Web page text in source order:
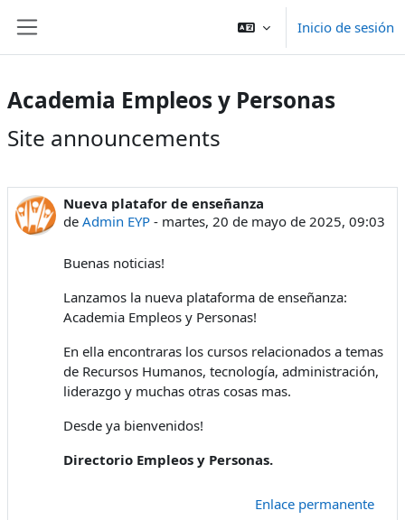
Inicio de sesión
Academia Empleos y Personas
Site announcements
Nueva platafor de enseñanza
de Admin EYP - martes, 20 de mayo de 2025, 09:03
Buenas noticias!
Lanzamos la nueva plataforma de enseñanza:
Academia Empleos y Personas!
En ella encontraras los cursos relacionados a temas
de Recursos Humanos, tecnología, administración,
liderazgo y muchas otras cosas mas.
Desde ya bienvenidos!
Directorio Empleos y Personas.
Enlace permanente